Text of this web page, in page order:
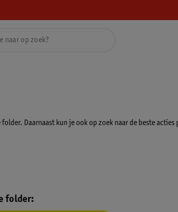
Daarnaast kun je ook op zoek naar de beste acties
folder: